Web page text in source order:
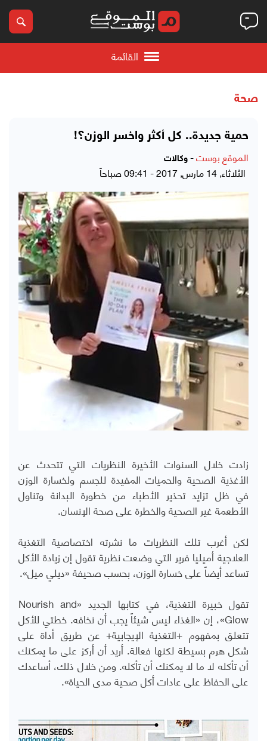
القائمة
صحة
حمية جديدة.. كل أكثر واخسر الوزن؟!
الموقع بوست- وكالات
الثلاثاء, 14 مارس, 2017 - 09:41 صباحاً
زادت خلال السنوات الأخيرة النظريات التي تتحدث عن
الأغذية الصحية والحميات المفيدة للجسم ولخسارة الوزن
في ظل تزايد تحذير الأطباء من خطورة البدانة وتناول
الأطعمة غير الصحية والخطرة على صحة الإنسان.
لكن أغرب تلك النظريات ما نشرته اختصاصية التغذية
العلاجية أميليا فرير التي وضعت نظرية تقول إن زيادة الأكل
تساعد أيضاً على خسارة الوزن، بحسب صحيفة «ديلي ميل».
تقول خبيرة التغذية، في كتابها الجديد «Nourish and
Glow»، إن «الغذاء ليس شيئاً يجب أن نخافه. خطتي للأكل
تتعلق بمفهوم +التغذية الإيجابية+ عن طريق أداة على
شكل هرم بسيطة لكنها فعالة. أريد أن أركز على ما يمكنك
أن تأكله لا ما لا يمكنك أن تأكله. ومن خلال ذلك، أساعدك
على الحفاظ على عادات أكل صحية مدى الحياة».